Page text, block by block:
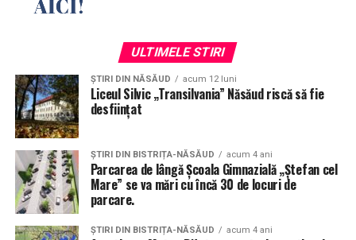
ULTIMELE STIRI
ȘTIRI DIN NĂSĂUD acum 12 luni
Liceul Silvic „Transilvania” Năsăud riscă să fie
desființat
ȘTIRI DIN BISTRIȚA-NĂSĂUD acum 4 ani
Parcarea de lângă Școala Gimnazială „Ștefan cel
Mare” se va mări cu încă 30 de locuri de
parcare.
ȘTIRI DIN BISTRIȚA-NĂSĂUD acum 4 ani